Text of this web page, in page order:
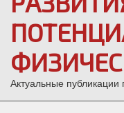
Актуальные